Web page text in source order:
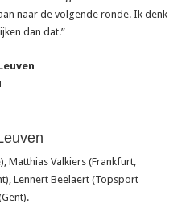
naar de volgende ronde. Ik denk
dan dat.”
Matthias Valkiers (Frankfurt,
Lennert Beelaert (Topsport